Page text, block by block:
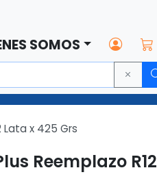
SOMOS
Lata x 425 Grs
Reemplazo R12